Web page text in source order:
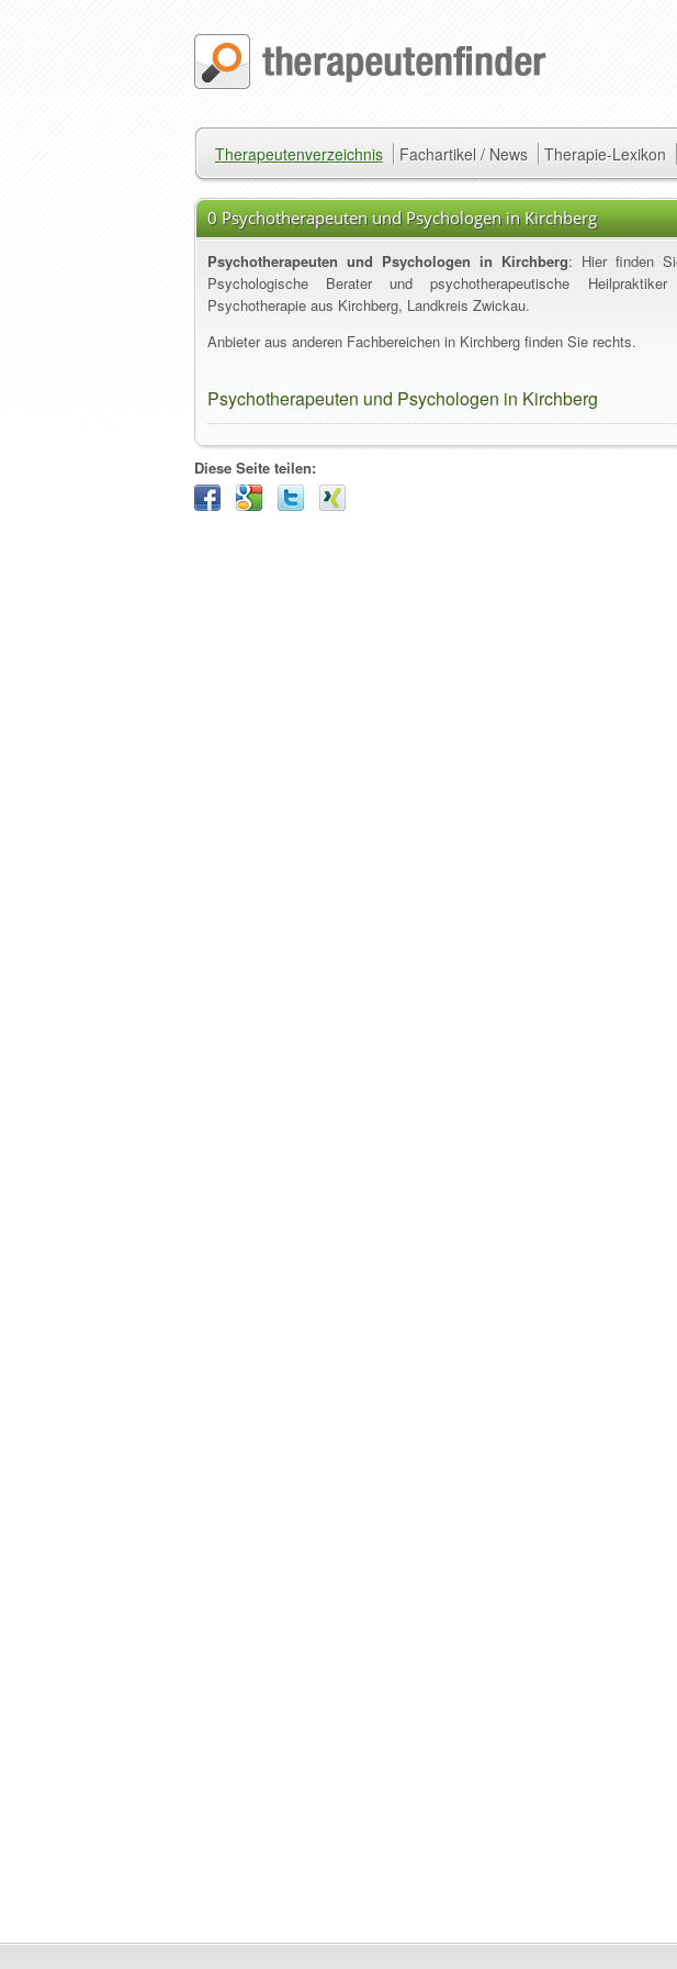
Therapeutenverzeichnis Fachartikel / News Therapie-Lexikon
0 Psychotherapeuten und Psychologen in Kirchberg
Psychotherapeuten und Psychologen in Kirchberg: Hier finden
Psychologische Berater und psychotherapeutische
Psychotherapie aus Kirchberg, Landkreis Zwickau.
Anbieter aus anderen Fachbereichen in Kirchberg finden Sie rechts.
Psychotherapeuten und Psychologen in Kirchberg
Diese Seite teilen: